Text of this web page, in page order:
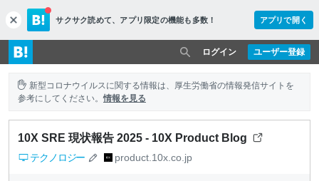
c
l
o
s
e
サクサク読めて、 アプリ限定の機能も多数！ アプリで開く
ユーザー登録
ログイン
新型コロナウイルスに関する情報は、厚生労働省の情報発信サイトを
参考にしてください。情報を見る
10X SRE 現状報告 2025 - 10X Product Blog
テクノロジー product.10x.co.jp